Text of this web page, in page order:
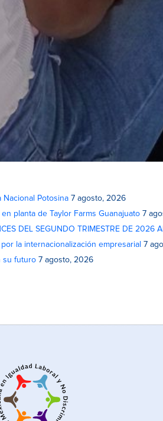
Nacional Potosina 7 agosto, 2026
planta de Taylor Farms Guanajuato 7
DEL SEGUNDO TRIMESTRE DE 2026
la internacionalización empresarial 7
su futuro 7 agosto, 2026